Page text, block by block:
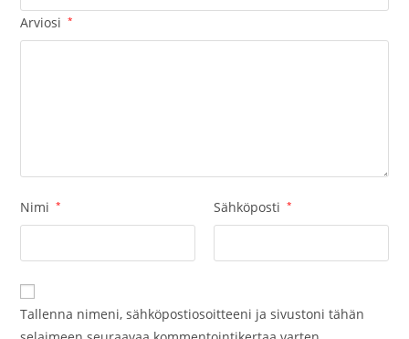
Arviosi *
Nimi * Sähköposti *
Tallenna nimeni, sähköpostiosoitteeni ja sivustoni tähän